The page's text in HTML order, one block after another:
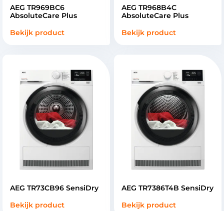
AEG TR969BC6
AbsoluteCare Plus
Bekijk product
AEG TR968B4C
AbsoluteCare Plus
Bekijk product
AEG TR73CB96 SensiDry
Bekijk product
AEG TR7386T4B SensiDry
Bekijk product